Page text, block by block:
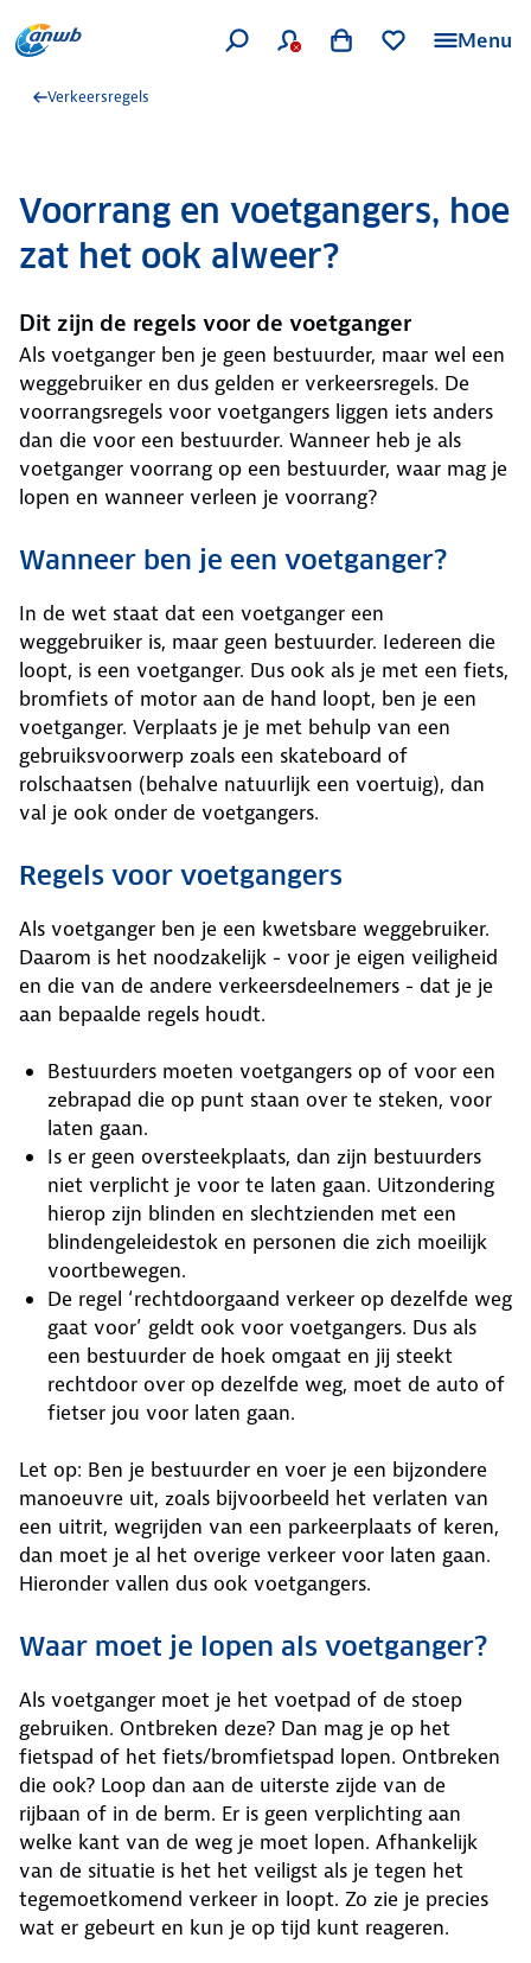
Menu
Verkeersregels
Voorrang en voetgangers, hoe
zat het ook alweer?
Dit zijn de regels voor de voetganger
Als voetganger ben je geen bestuurder, maar wel een
weggebruiker en dus gelden er verkeersregels. De
voorrangsregels voor voetgangers liggen iets anders
dan die voor een bestuurder. Wanneer heb je als
voetganger voorrang op een bestuurder, waar mag je
lopen en wanneer verleen je voorrang?
Wanneer ben je een voetganger?
In de wet staat dat een voetganger een
weggebruiker is, maar geen bestuurder. Iedereen die
loopt, is een voetganger. Dus ook als je met een fiets,
bromfiets of motor aan de hand loopt, ben je een
voetganger. Verplaats je je met behulp van een
gebruiksvoorwerp zoals een skateboard of
rolschaatsen (behalve natuurlijk een voertuig), dan
val je ook onder de voetgangers.
Regels voor voetgangers
Als voetganger ben je een kwetsbare weggebruiker.
Daarom is het noodzakelijk - voor je eigen veiligheid
en die van de andere verkeersdeelnemers - dat je je
aan bepaalde regels houdt.
Bestuurders moeten voetgangers op of voor een
zebrapad die op punt staan over te steken, voor
laten gaan.
Is er geen oversteekplaats, dan zijn bestuurders
niet verplicht je voor te laten gaan. Uitzondering
hierop zijn blinden en slechtzienden met een
blindengeleidestok en personen die zich moeilijk
voortbewegen.
De regel ‘rechtdoorgaand verkeer op dezelfde weg
gaat voor’ geldt ook voor voetgangers. Dus als
een bestuurder de hoek omgaat en jij steekt
rechtdoor over op dezelfde weg, moet de auto of
fietser jou voor laten gaan.
Let op: Ben je bestuurder en voer je een bijzondere
manoeuvre uit, zoals bijvoorbeeld het verlaten van
een uitrit, wegrijden van een parkeerplaats of keren,
dan moet je al het overige verkeer voor laten gaan.
Hieronder vallen dus ook voetgangers.
Waar moet je lopen als voetganger?
Als voetganger moet je het voetpad of de stoep
gebruiken. Ontbreken deze? Dan mag je op het
fietspad of het fiets/bromfietspad lopen. Ontbreken
die ook? Loop dan aan de uiterste zijde van de
rijbaan of in de berm. Er is geen verplichting aan
welke kant van de weg je moet lopen. Afhankelijk
van de situatie is het het veiligst als je tegen het
tegemoetkomend verkeer in loopt. Zo zie je precies
wat er gebeurt en kun je op tijd kunt reageren.